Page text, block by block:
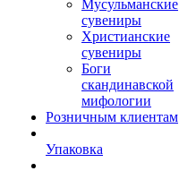
Мусульманские
сувениры
Христианские
сувениры
Боги
скандинавской
мифологии
Розничным клиентам
Упаковка